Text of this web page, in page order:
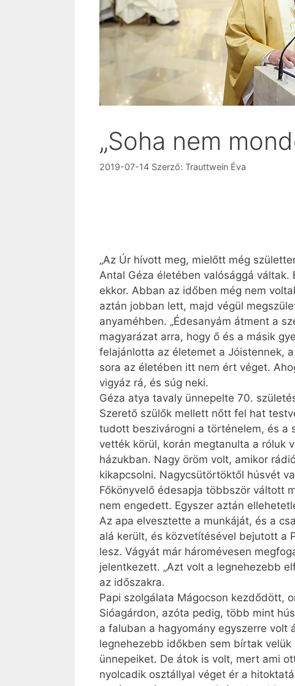
„Soha nem
2019-07-14 Szerző: Trauttwein Éva
„Az Úr hívott meg, mielőtt még
Antal Géza életében valósággá
ekkor. Abban az időben még nem
aztán jobban lett, majd végül
anyaméhben. „Édesanyám átment a
magyarázat arra, hogy ő és a másik
felajánlotta az életemet a Jóistennek,
sora az életében itt nem ért véget.
vigyáz rá, és súg neki.
Géza atya tavaly ünnepelte 70.
Szerető szülők mellett nőtt fel hat
tudott beszivárogni a történelem, és a
vették körül, korán megtanulta a róluk
házukban. Nagy öröm volt, amikor
kikapcsolni. Nagycsütörtöktől húsvét
Főkönyvelő édesapja többször váltott
nem engedett. Egyszer aztán
Az apa elvesztette a munkáját, és a
alá került, és közvetítésével bejutott a
lesz. Vágyát már háromévesen
jelentkezett. „Azt volt a legnehezebb
az időszakra.
Papi szolgálata Mágocson kezdődött,
Sióagárdon, azóta pedig, több mint
a faluban a hagyomány egyszerre volt
legnehezebb időkben sem bírtak
ünnepeiket. De átok is volt, mert ami
nyolcadik osztállyal véget ér a